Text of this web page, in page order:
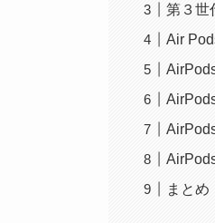
第３世
Air
まとめ